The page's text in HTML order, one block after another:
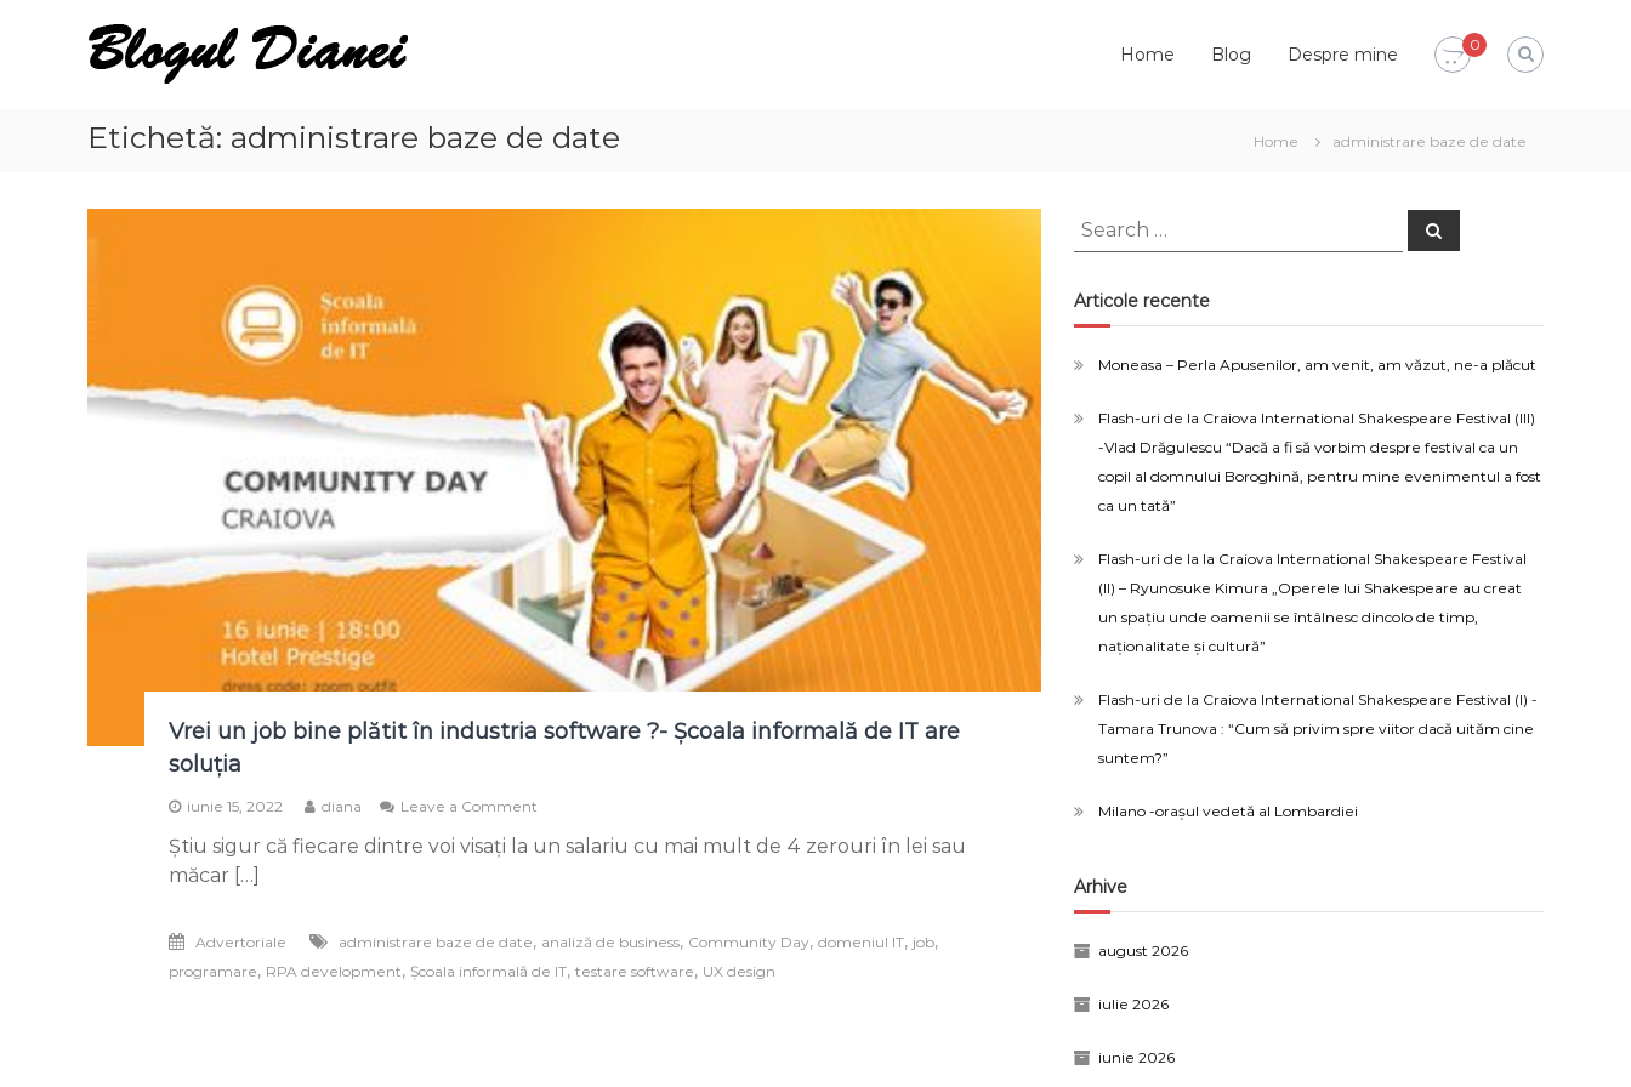
Blogul
Dianei
Blognotes
opinie,
Home Blog Despre mine 0
Etichetă: administrare baze de date Home administrare baze de date
Vrei un job bine plătit în industria software ?- Școala informală de IT are
soluția
iunie 15, 2022 diana Leave a Comment
un
în
software
Știu sigur că fiecare dintre voi visați la un salariu cu mai mult de 4 zerouri în lei sau
măcar […]
Advertoriale administrare baze de date, analiză de business, Community Day,domeniul IT, job,
programare, RPA development, Școala informală de IT,testare software, UX design
Search
for:
Search
Articole recente
Moneasa – Perla Apusenilor, am venit, am văzut, ne-a plăcut
Flash-uri de la Craiova International Shakespeare Festival (III)
-Vlad Drăgulescu “Dacă a fi să vorbim despre festival ca un
copil al domnului Boroghină, pentru mine evenimentul a fost
ca un tată”
Flash-uri de la la Craiova International Shakespeare Festival
(II) – Ryunosuke Kimura „Operele lui Shakespeare au creat
un spațiu unde oamenii se întâlnesc dincolo de timp,
naționalitate și cultură”
Flash-uri de la Craiova International Shakespeare Festival (I) -
Tamara Trunova : “Cum să privim spre viitor dacă uităm cine
suntem?”
Milano -orașul vedetă al Lombardiei
Arhive
august 2026
iulie 2026
iunie 2026